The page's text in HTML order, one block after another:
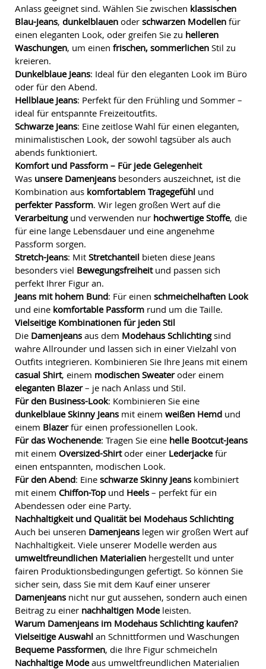
Anlass geeignet sind. Wählen Sie zwischen klassischen
Blau-Jeans, dunkelblauen oder schwarzen Modellen für
einen eleganten Look, oder greifen Sie zu helleren
Waschungen, um einen frischen, sommerlichen Stil zu
kreieren.
Dunkelblaue Jeans: Ideal für den eleganten Look im Büro
oder für den Abend.
Hellblaue Jeans: Perfekt für den Frühling und Sommer –
ideal für entspannte Freizeitoutfits.
Schwarze Jeans: Eine zeitlose Wahl für einen eleganten,
minimalistischen Look, der sowohl tagsüber als auch
abends funktioniert.
Komfort und Passform – Für jede Gelegenheit
Was unsere Damenjeans besonders auszeichnet, ist die
Kombination aus komfortablem Tragegefühl und
perfekter Passform. Wir legen großen Wert auf die
Verarbeitungund verwenden nur hochwertige Stoffe, die
für eine lange Lebensdauer und eine angenehme
Passform sorgen.
Stretch-Jeans: Mit Stretchanteil bieten diese Jeans
besonders viel Bewegungsfreiheitund passen sich
perfekt Ihrer Figur an.
Jeans mit hohem Bund: Für einen schmeichelhaften Look
und eine komfortable Passform rund um die Taille.
Vielseitige Kombinationen für jeden Stil
Die Damenjeans aus dem Modehaus Schlichtingsind
wahre Allrounder und lassen sich in einer Vielzahl von
Outfits integrieren. Kombinieren Sie Ihre Jeans mit einem
casual Shirt, einem modischen Sweateroder einem
eleganten Blazer– je nach Anlass und Stil.
Für den Business-Look: Kombinieren Sie eine
dunkelblaue Skinny Jeans mit einem weißen Hemd und
einem Blazerfür einen professionellen Look.
Für das Wochenende: Tragen Sie eine helle Bootcut-Jeans
mit einem Oversized-Shirtoder einer Lederjackefür
einen entspannten, modischen Look.
Für den Abend: Eine schwarze Skinny Jeans kombiniert
mit einem Chiffon-Top und Heels – perfekt für ein
Abendessen oder eine Party.
Nachhaltigkeit und Qualität bei Modehaus Schlichting
Auch bei unseren Damenjeans legen wir großen Wert auf
Nachhaltigkeit. Viele unserer Modelle werden aus
umweltfreundlichen Materialien hergestellt und unter
fairen Produktionsbedingungen gefertigt. So können Sie
sicher sein, dass Sie mit dem Kauf einer unserer
Damenjeans nicht nur gut aussehen, sondern auch einen
Beitrag zu einer nachhaltigen Modeleisten.
Warum Damenjeans im Modehaus Schlichting kaufen?
Vielseitige Auswahl an Schnittformen und Waschungen
Bequeme Passformen, die Ihre Figur schmeicheln
Nachhaltige Modeaus umweltfreundlichen Materialien